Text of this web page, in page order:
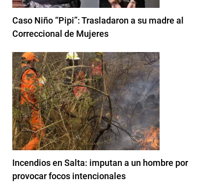
Caso Niño “Pipi”: Trasladaron a su madre al
Correccional de Mujeres
Incendios en Salta: imputan a un hombre por
provocar focos intencionales